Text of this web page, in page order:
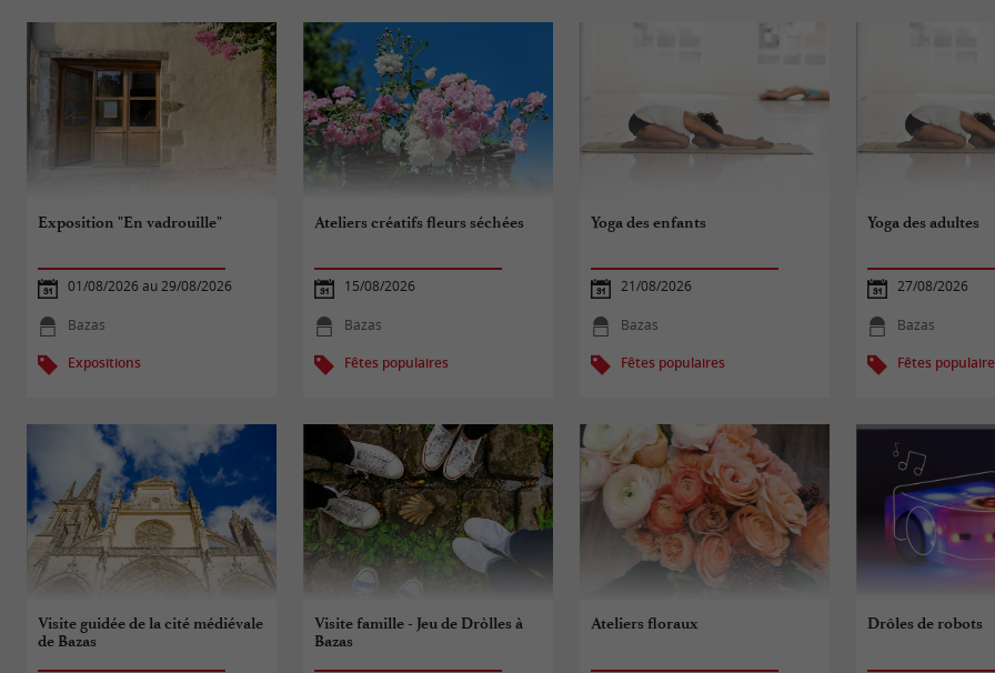
Exposition "En vadrouille"
01/08/2026 au 29/08/2026
Bazas
Expositions
Ateliers créatifs fleurs séchées
15/08/2026
Bazas
Fêtes populaires
Yoga des enfants
21/08/2026
Bazas
Fêtes populaires
Yoga des adultes
27/08/2026
Bazas
Fêtes
Visite guidée de la cité médiévale
de Bazas
Visite famille - Jeu de Dròlles à
Bazas
Ateliers floraux Drôles de robots